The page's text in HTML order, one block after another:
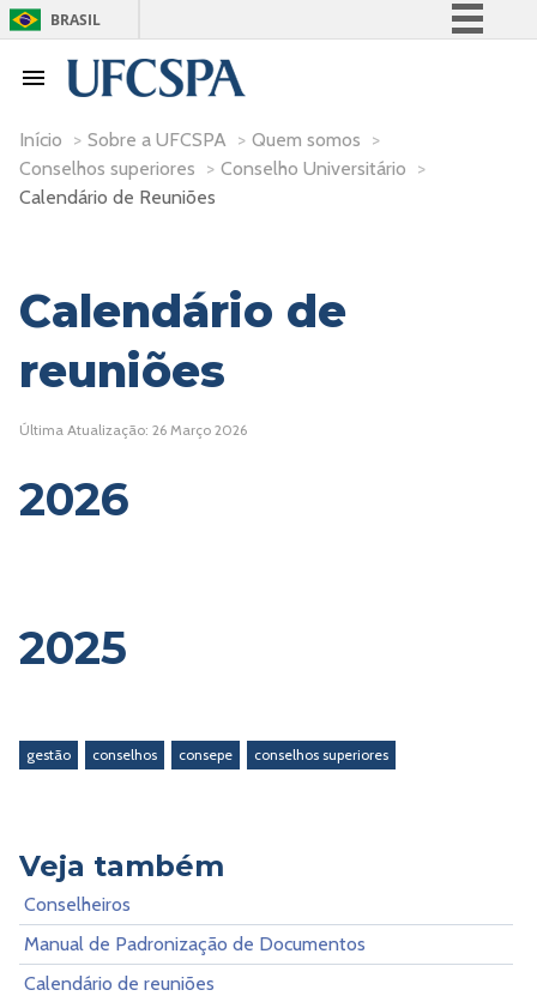
BRASIL
Participe
Acesso à informação
Início > Sobre a UFCSPA > Quem somos >
Conselhos superiores > Conselho Universitário >
Calendário de Reuniões
Calendário de
reuniões
Última Atualização: 26 Março 2026
2026
2025
gestão conselhos consepe conselhos superiores
Veja também
Conselheiros
Manual de Padronização de Documentos
Calendário de reuniões